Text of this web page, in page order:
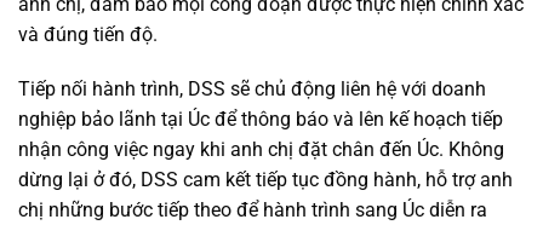
và đúng tiến độ.
Tiếp nối hành trình, DSS sẽ chủ động liên hệ với doanh
nghiệp bảo lãnh tại Úc để thông báo và lên kế hoạch tiếp
nhận công việc ngay khi anh chị đặt chân đến Úc. Không
dừng lại ở đó, DSS cam kết tiếp tục đồng hành, hỗ trợ anh
chị những bước tiếp theo để hành trình sang Úc diễn ra